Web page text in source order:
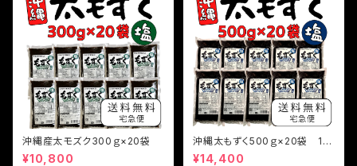
沖縄産太モズク300ｇ×20袋
¥10,800
沖縄太もずく500ｇ×20袋 10
kg
¥14,400